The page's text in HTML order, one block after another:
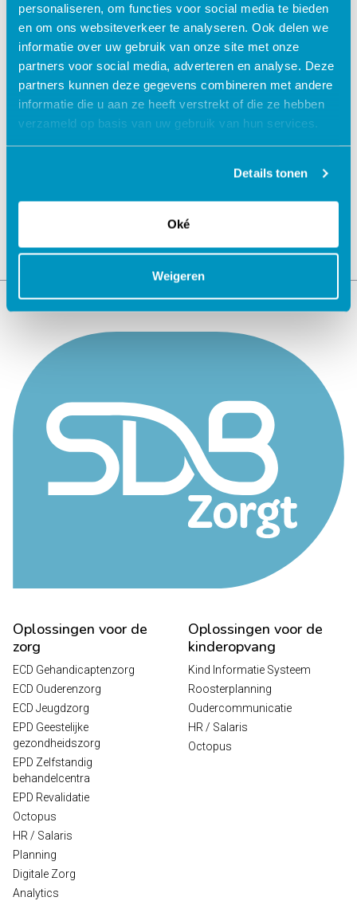
personaliseren, om functies voor social media te bieden
en om ons websiteverkeer te analyseren. Ook delen we
informatie over uw gebruik van onze site met onze
partners voor social media, adverteren en analyse. Deze
partners kunnen deze gegevens combineren met andere
informatie die u aan ze heeft verstrekt of die ze hebben
verzameld op basis van uw gebruik van hun services.
Details tonen
Oké
Weigeren
Jouw data veilig in de cloud
Oplossingen voor de
zorg
ECD Gehandicaptenzorg
ECD Ouderenzorg
ECD Jeugdzorg
EPD Geestelijke
gezondheidszorg
EPD Zelfstandig
behandelcentra
EPD Revalidatie
Octopus
HR / Salaris
Planning
Digitale Zorg
Analytics
Oplossingen voor de
kinderopvang
Kind Informatie Systeem
Roosterplanning
Oudercommunicatie
HR / Salaris
Octopus